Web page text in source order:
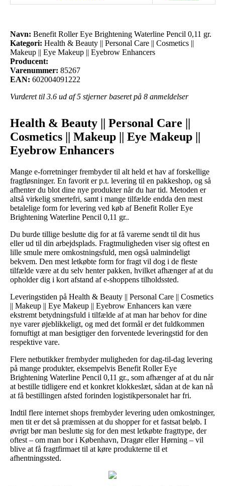
Navn: Benefit Roller Eye Brightening Waterline Pencil 0,11 gr.
Kategori: Health & Beauty || Personal Care || Cosmetics ||
Makeup || Eye Makeup || Eyebrow Enhancers
Producent:
Varenummer: 85267
EAN: 602004091222
Vurderet til 3.6 ud af 5 stjerner baseret på 8 anmeldelser
Health & Beauty || Personal Care ||
Cosmetics || Makeup || Eye Makeup ||
Eyebrow Enhancers
Mange e-forretninger frembyder til alt held et hav af forskellige
fragtløsninger. En favorit er p.t. levering til en pakkeshop, og så
afhenter du blot dine nye produkter når du har tid. Metoden er
altså virkelig smertefri, samt i mange tilfælde endda den mest
betalelige form for levering ved køb af Benefit Roller Eye
Brightening Waterline Pencil 0,11 gr..
Du burde tillige beslutte dig for at få varerne sendt til dit hus
eller ud til din arbejdsplads. Fragtmuligheden viser sig oftest en
lille smule mere omkostningsfuld, men også ualmindeligt
bekvem. Den mest letkøbte form for fragt vil dog i de fleste
tilfælde være at du selv henter pakken, hvilket afhænger af at du
opholder dig i kort afstand af e-shoppens tilholdssted.
Leveringstiden på Health & Beauty || Personal Care || Cosmetics
|| Makeup || Eye Makeup || Eyebrow Enhancers kan være
ekstremt betydningsfuld i tilfælde af at man har behov for dine
nye varer øjeblikkeligt, og med det formål er det fuldkommen
fornuftigt at man besigtiger den forventede leveringstid for den
respektive vare.
Flere netbutikker frembyder muligheden for dag-til-dag levering
på mange produkter, eksempelvis Benefit Roller Eye
Brightening Waterline Pencil 0,11 gr., som afhænger af at du når
at bestille tidligere end et konkret klokkeslæt, sådan at de kan nå
at få bestillingen afsted forinden logistikpersonalet har fri.
Indtil flere internet shops frembyder levering uden omkostninger,
men tit er det så præmissen at du shopper for et fastsat beløb. I
øvrigt bør man beslutte sig for den mest letkøbte fragttype, der
oftest – om man bor i København, Dragør eller Hørning – vil
blive at få fragtfirmaet til at køre produkterne til et
afhentningssted.